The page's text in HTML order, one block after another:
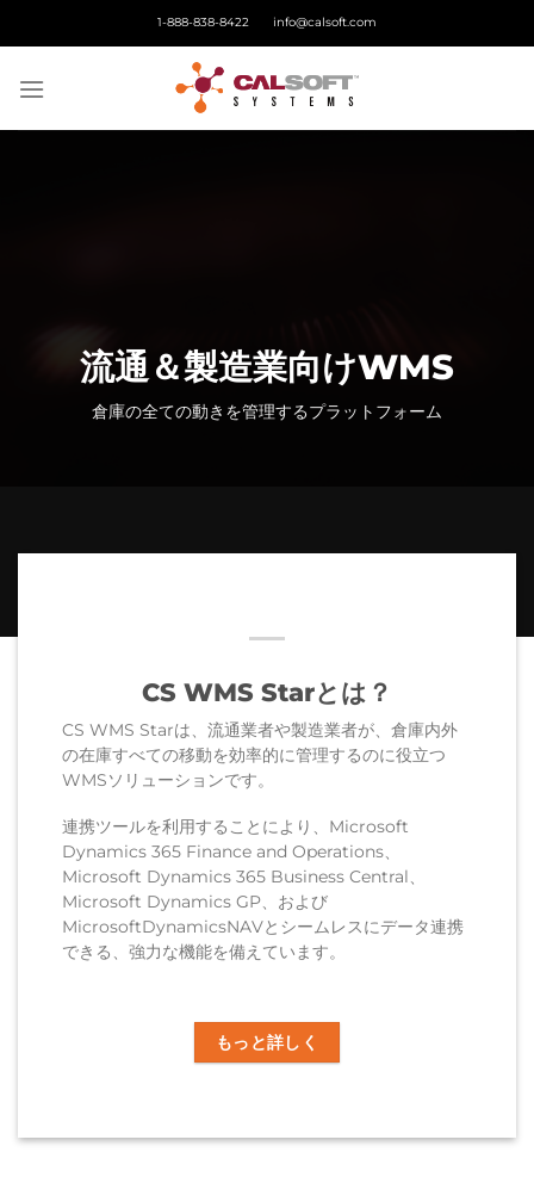
1-888-838-8422 info@calsoft.com
流通＆製造業向けWMS
倉庫の全ての動きを管理するプラットフォーム
CS WMS Starとは？
CS WMS Starは、流通業者や製造業者が、倉庫内外
の在庫すべての移動を効率的に管理するのに役立つ
WMSソリューションです。
連携ツールを利用することにより、Microsoft
Dynamics 365 Finance and Operations、
Microsoft Dynamics 365 Business Central、
Microsoft Dynamics GP、および
MicrosoftDynamicsNAVとシームレスにデータ連携
できる、強力な機能を備えています。
もっと詳しく